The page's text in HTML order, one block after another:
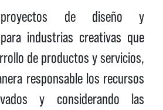
de diseño y
industrias creativas que
de productos y servicios,
responsable los recursos
y considerando las